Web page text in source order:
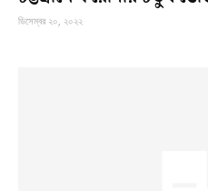
ডিসেম্বর ২০, ২০২২